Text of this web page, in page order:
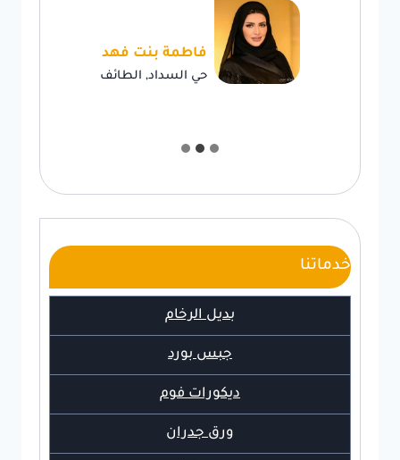
فاطمة بنت فهد
حي السداد, الطائف
خدماتنا
بديل الرخام
جبس بورد
ديكورات فوم
ورق جدران